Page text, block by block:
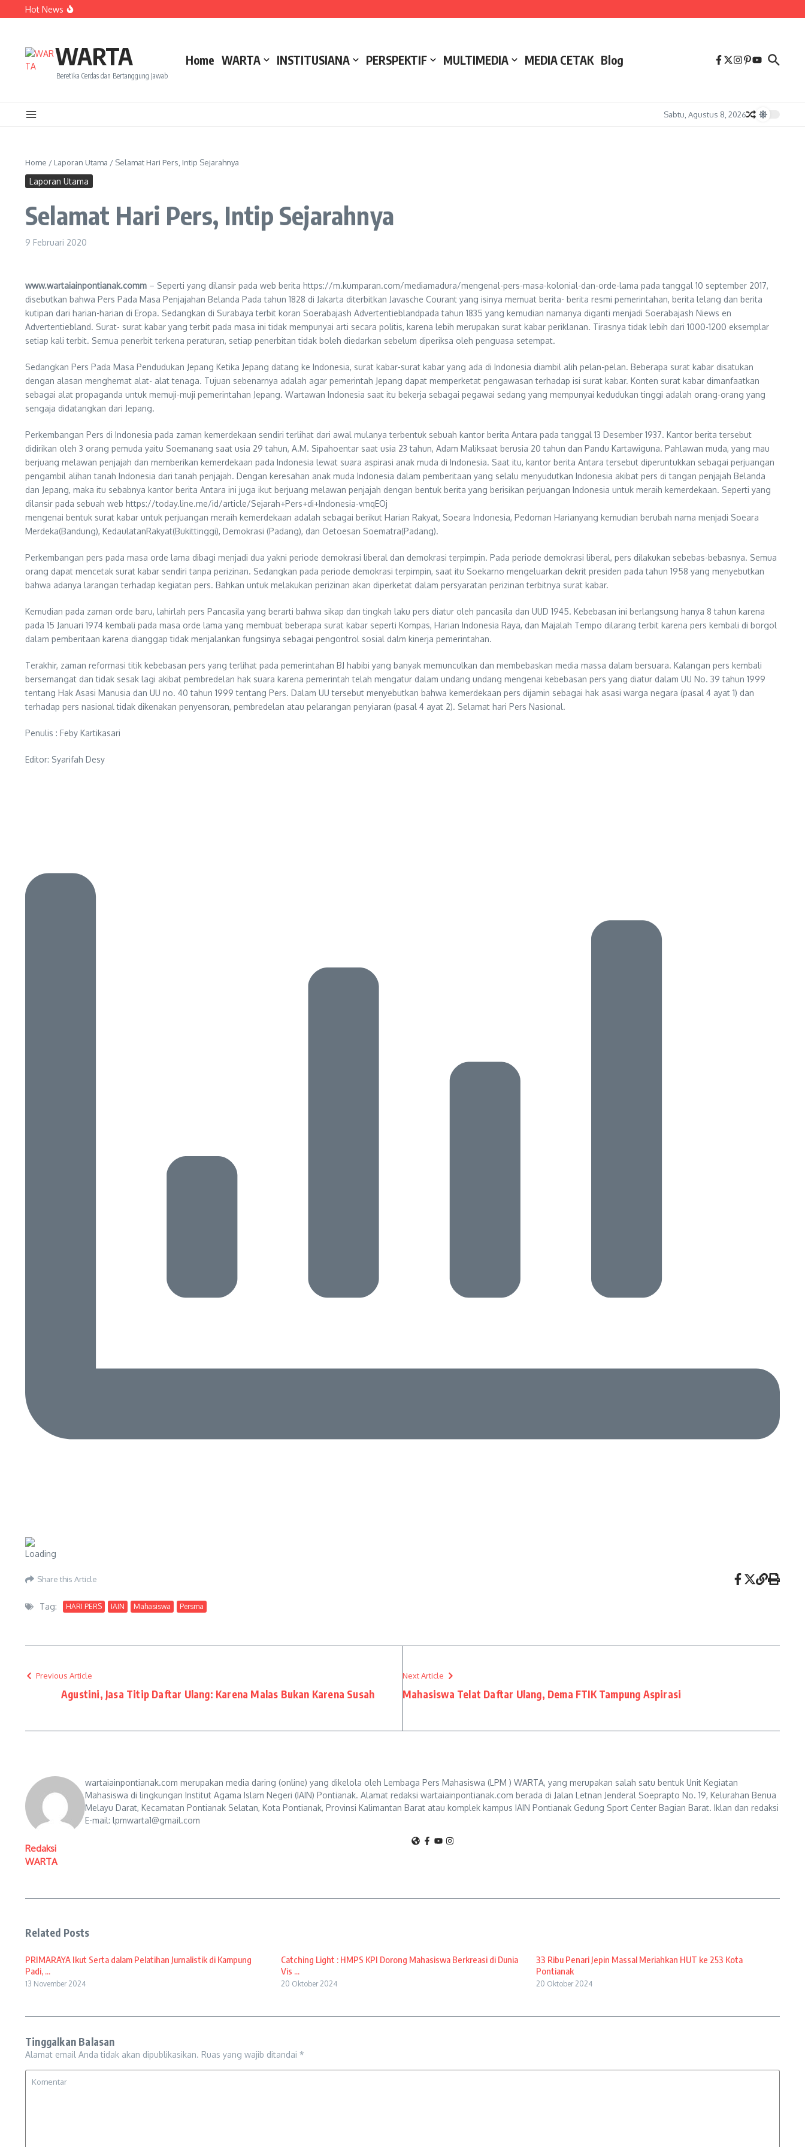
Lewati ke konten
Hot News
Amanah Baru Arskal Salim untuk Kemajuan IAIN Pontianak
WARTA
Beretika Cerdas dan Bertanggung Jawab
Home WARTA INSTITUSIANA PERSPEKTIF MULTIMEDIA MEDIA CETAK Blog
Sabtu, Agustus 8, 2026
Home / Laporan Utama / Selamat Hari Pers, Intip Sejarahnya
Laporan Utama
Selamat Hari Pers, Intip Sejarahnya
9 Februari 2020
www.wartaiainpontianak.comm – Seperti yang dilansir pada web berita https://m.kumparan.com/mediamadura/mengenal-pers-masa-kolonial-dan-orde-lama pada tanggal 10 september 2017,
disebutkan bahwa Pers Pada Masa Penjajahan Belanda Pada tahun 1828 di Jakarta diterbitkan Javasche Courant yang isinya memuat berita- berita resmi pemerintahan, berita lelang dan berita
kutipan dari harian-harian di Eropa. Sedangkan di Surabaya terbit koran Soerabajash Advertentieblandpada tahun 1835 yang kemudian namanya diganti menjadi Soerabajash Niews en
Advertentiebland. Surat- surat kabar yang terbit pada masa ini tidak mempunyai arti secara politis, karena lebih merupakan surat kabar periklanan. Tirasnya tidak lebih dari 1000-1200 eksemplar
setiap kali terbit. Semua penerbit terkena peraturan, setiap penerbitan tidak boleh diedarkan sebelum diperiksa oleh penguasa setempat.
Sedangkan Pers Pada Masa Pendudukan Jepang Ketika Jepang datang ke Indonesia, surat kabar-surat kabar yang ada di Indonesia diambil alih pelan-pelan. Beberapa surat kabar disatukan
dengan alasan menghemat alat- alat tenaga. Tujuan sebenarnya adalah agar pemerintah Jepang dapat memperketat pengawasan terhadap isi surat kabar. Konten surat kabar dimanfaatkan
sebagai alat propaganda untuk memuji-muji pemerintahan Jepang. Wartawan Indonesia saat itu bekerja sebagai pegawai sedang yang mempunyai kedudukan tinggi adalah orang-orang yang
sengaja didatangkan dari Jepang.
Perkembangan Pers di Indonesia pada zaman kemerdekaan sendiri terlihat dari awal mulanya terbentuk sebuah kantor berita Antara pada tanggal 13 Desember 1937. Kantor berita tersebut
didirikan oleh 3 orang pemuda yaitu Soemanang saat usia 29 tahun, A.M. Sipahoentar saat usia 23 tahun, Adam Maliksaat berusia 20 tahun dan Pandu Kartawiguna. Pahlawan muda, yang mau
berjuang melawan penjajah dan memberikan kemerdekaan pada Indonesia lewat suara aspirasi anak muda di Indonesia. Saat itu, kantor berita Antara tersebut diperuntukkan sebagai perjuangan
pengambil alihan tanah Indonesia dari tanah penjajah. Dengan keresahan anak muda Indonesia dalam pemberitaan yang selalu menyudutkan Indonesia akibat pers di tangan penjajah Belanda
dan Jepang, maka itu sebabnya kantor berita Antara ini juga ikut berjuang melawan penjajah dengan bentuk berita yang berisikan perjuangan Indonesia untuk meraih kemerdekaan. Seperti yang
dilansir pada sebuah web https://today.line.me/id/article/Sejarah+Pers+di+Indonesia-vmqEOj
mengenai bentuk surat kabar untuk perjuangan meraih kemerdekaan adalah sebagai berikut Harian Rakyat, Soeara Indonesia, Pedoman Harianyang kemudian berubah nama menjadi Soeara
Merdeka(Bandung), KedaulatanRakyat(Bukittinggi), Demokrasi (Padang), dan Oetoesan Soematra(Padang).
Perkembangan pers pada masa orde lama dibagi menjadi dua yakni periode demokrasi liberal dan demokrasi terpimpin. Pada periode demokrasi liberal, pers dilakukan sebebas-bebasnya. Semua
orang dapat mencetak surat kabar sendiri tanpa perizinan. Sedangkan pada periode demokrasi terpimpin, saat itu Soekarno mengeluarkan dekrit presiden pada tahun 1958 yang menyebutkan
bahwa adanya larangan terhadap kegiatan pers. Bahkan untuk melakukan perizinan akan diperketat dalam persyaratan perizinan terbitnya surat kabar.
Kemudian pada zaman orde baru, lahirlah pers Pancasila yang berarti bahwa sikap dan tingkah laku pers diatur oleh pancasila dan UUD 1945. Kebebasan ini berlangsung hanya 8 tahun karena
pada 15 Januari 1974 kembali pada masa orde lama yang membuat beberapa surat kabar seperti Kompas, Harian Indonesia Raya, dan Majalah Tempo dilarang terbit karena pers kembali di borgol
dalam pemberitaan karena dianggap tidak menjalankan fungsinya sebagai pengontrol sosial dalm kinerja pemerintahan.
Terakhir, zaman reformasi titik kebebasan pers yang terlihat pada pemerintahan BJ habibi yang banyak memunculkan dan membebaskan media massa dalam bersuara. Kalangan pers kembali
bersemangat dan tidak sesak lagi akibat pembredelan hak suara karena pemerintah telah mengatur dalam undang undang mengenai kebebasan pers yang diatur dalam UU No. 39 tahun 1999
tentang Hak Asasi Manusia dan UU no. 40 tahun 1999 tentang Pers. Dalam UU tersebut menyebutkan bahwa kemerdekaan pers dijamin sebagai hak asasi warga negara (pasal 4 ayat 1) dan
terhadap pers nasional tidak dikenakan penyensoran, pembredelan atau pelarangan penyiaran (pasal 4 ayat 2). Selamat hari Pers Nasional.
Penulis : Feby Kartikasari
Editor: Syarifah Desy
Share this Article
Tag: HARI PERS IAIN Mahasiswa Persma
Previous Article
Agustini, Jasa Titip Daftar Ulang: Karena Malas Bukan Karena Susah
Next Article
Mahasiswa Telat Daftar Ulang, Dema FTIK Tampung Aspirasi
Redaksi
WARTA
wartaiainpontianak.com merupakan media daring (online) yang dikelola oleh Lembaga Pers Mahasiswa (LPM ) WARTA, yang merupakan salah satu bentuk Unit Kegiatan
Mahasiswa di lingkungan Institut Agama Islam Negeri (IAIN) Pontianak. Alamat redaksi wartaiainpontianak.com berada di Jalan Letnan Jenderal Soeprapto No. 19, Kelurahan Benua
Melayu Darat, Kecamatan Pontianak Selatan, Kota Pontianak, Provinsi Kalimantan Barat atau komplek kampus IAIN Pontianak Gedung Sport Center Bagian Barat. Iklan dan redaksi
E-mail: lpmwarta1@gmail.com
Related Posts
PRIMARAYA Ikut Serta dalam Pelatihan Jurnalistik di Kampung
Padi, ...
13 November 2024
Catching Light : HMPS KPI Dorong Mahasiswa Berkreasi di Dunia
Vis ...
20 Oktober 2024
33 Ribu Penari Jepin Massal Meriahkan HUT ke 253 Kota
Pontianak
20 Oktober 2024
Tinggalkan Balasan
Alamat email Anda tidak akan dipublikasikan. Ruas yang wajib ditandai *